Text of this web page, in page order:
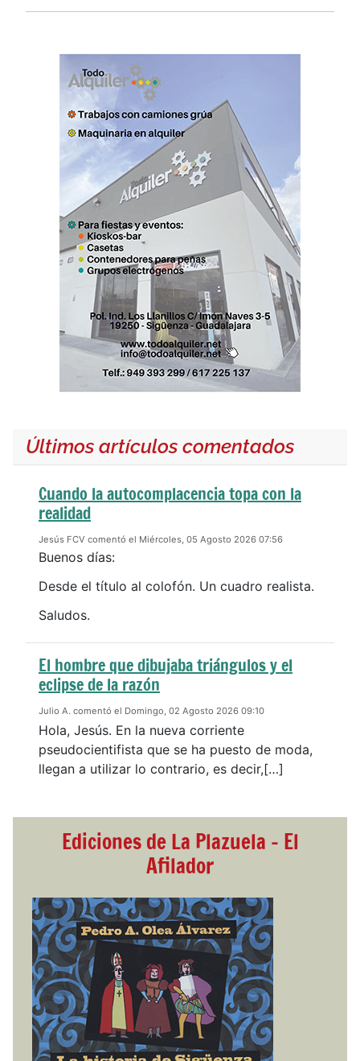
Últimos artículos comentados
Cuando la autocomplacencia topa con la
realidad
Jesús FCV comentó el Miércoles, 05 Agosto 2026 07:56
Buenos días:
Desde el título al colofón. Un cuadro realista.
Saludos.
El hombre que dibujaba triángulos y el
eclipse de la razón
Julio A. comentó el Domingo, 02 Agosto 2026 09:10
Hola, Jesús. En la nueva corriente
pseudocientifista que se ha puesto de moda,
llegan a utilizar lo contrario, es decir,[…]
Ediciones de La Plazuela - El
Afilador